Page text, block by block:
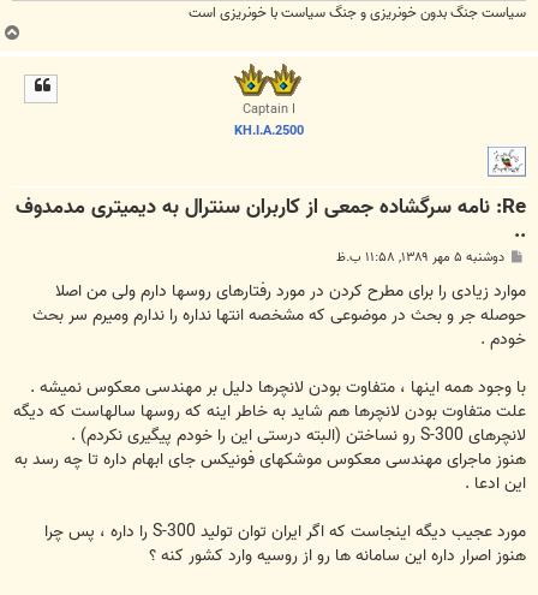
سیاست جنگ بدون خونریزی و جنگ سیاست با خونریزی است
ب
ا
Captain I
KH.I.A.2500
Re: نامه سرگشاده جمعی از کاربران سنترال به دیمیتری مدمدوف
..
پ
ت
دوشنبه ۵ مهر ۱۳۸۹, ۱۱:۵۸ ب.ظ
موارد زیادی را برای مطرح کردن در مورد رفتارهای روسها دارم ولی من اصلا
حوصله جر و بحث در موضوعی که مشخصه انتها نداره را ندارم ومیرم سر بحث
خودم .
با وجود همه اینها ، متفاوت بودن لانچرها دلیل بر مهندسی معکوس نمیشه .
علت متفاوت بودن لانچرها هم شاید به خاطر اینه که روسها سالهاست که دیگه
لانچرهای S-300 رو نساختن (البته درستی این را خودم پیگیری نکردم) .
هنوز ماجرای مهندسی معکوس موشکهای فونیکس جای ابهام داره تا چه رسد به
این ادعا .
مورد عجیب دیگه اینجاست که اگر ایران توان تولید S-300 را داره ، پس چرا
هنوز اصرار داره این سامانه ها رو از روسیه وارد کشور کنه ؟